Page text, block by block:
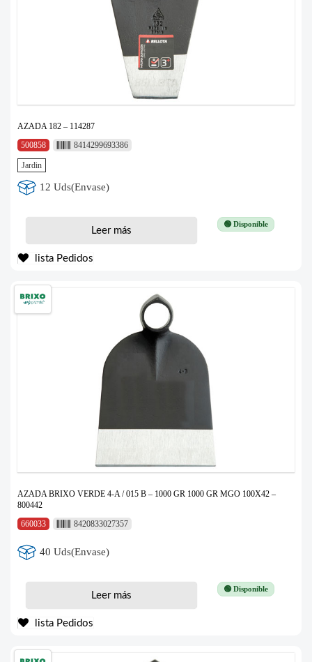
AZADA 182 – 114287
500858
8414299693386
Jardin
12 Uds(Envase)
🟢 Disponible
Leer más
lista Pedidos
AZADA BRIXO VERDE 4-A / 015 B – 1000 GR 1000 GR MGO 100X42 –
800442
660033
8420833027357
40 Uds(Envase)
🟢 Disponible
Leer más
lista Pedidos